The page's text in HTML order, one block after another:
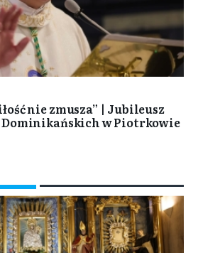
nie zmusza” | Jubileusz
Dominikańskich w Piotrkowie